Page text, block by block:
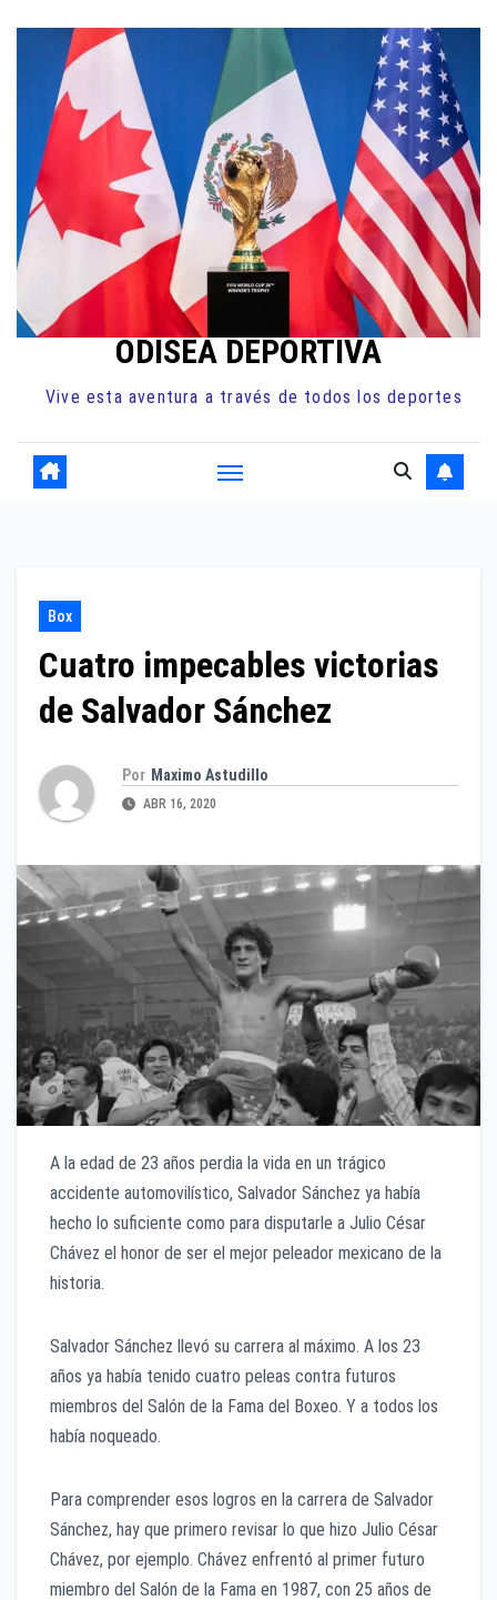
contenido
ODISEA DEPORTIVA
Vive esta aventura a través de todos los deportes
Box
Cuatro impecables victorias
de Salvador Sánchez
Por Maximo Astudillo
ABR 16, 2020
A la edad de 23 años perdia la vida en un trágico
accidente automovilístico, Salvador Sánchez ya había
hecho lo suficiente como para disputarle a Julio César
Chávez el honor de ser el mejor peleador mexicano de la
historia.
Salvador Sánchez llevó su carrera al máximo. A los 23
años ya había tenido cuatro peleas contra futuros
miembros del Salón de la Fama del Boxeo. Y a todos los
había noqueado.
Para comprender esos logros en la carrera de Salvador
Sánchez, hay que primero revisar lo que hizo Julio César
Chávez, por ejemplo. Chávez enfrentó al primer futuro
miembro del Salón de la Fama en 1987, con 25 años de